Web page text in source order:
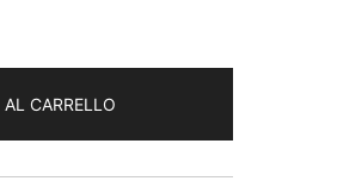
CARRELLO